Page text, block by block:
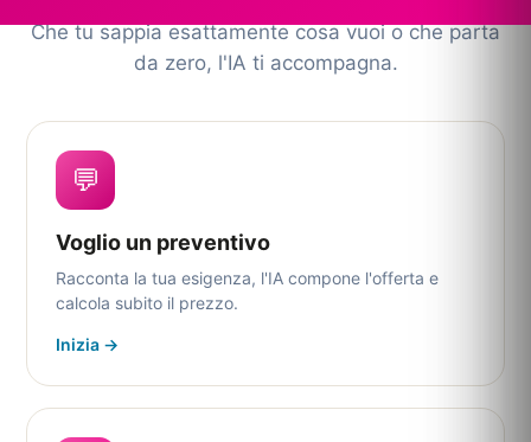
Che tu sappia esattamente cosa vuoi o che parta
da zero, l'IA ti accompagna.
💬
Voglio un preventivo
Racconta la tua esigenza, l'IA compone l'offerta e
calcola subito il prezzo.
Inizia →